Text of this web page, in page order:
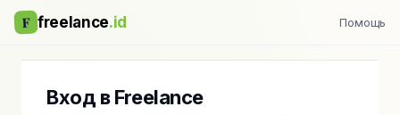
F freelance.id Помощь
Вход в Freelance